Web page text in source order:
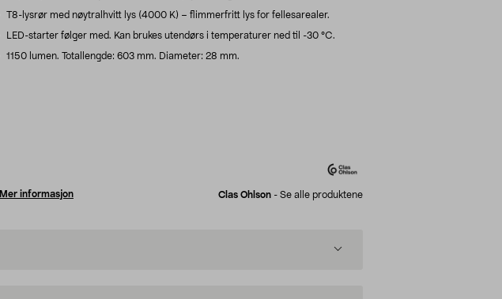
T8-lysrør med nøytralhvitt lys (4000 K) – flimmerfritt lys for fellesarealer.
LED-starter følger med. Kan brukes utendørs i temperaturer ned til -30 °C.
1150 lumen. Totallengde: 603 mm. Diameter: 28 mm.
Mer informasjon Clas Ohlson - Se alle produktene